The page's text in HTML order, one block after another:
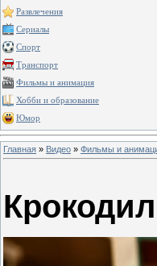
Развлечения
Сериалы
Спорт
Транспорт
Фильмы и анимация
Хобби и образование
Юмор
Главная » Видео » Фильмы и